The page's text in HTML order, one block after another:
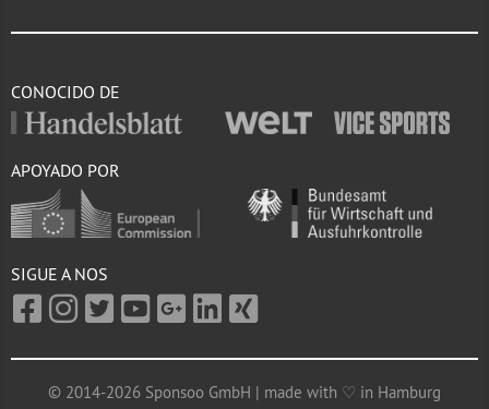
CONOCIDO DE
APOYADO POR
SIGUE A NOS
© 2014-2026 Sponsoo GmbH | made with ♡ in Hamburg